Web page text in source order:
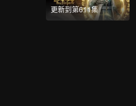
更新到第611集